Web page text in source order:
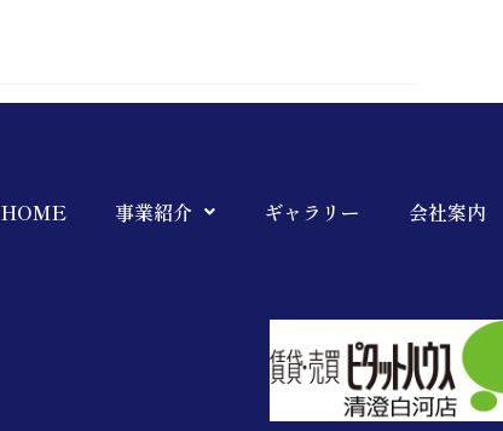
HOME 事業紹介 ギャラリー 会社案内